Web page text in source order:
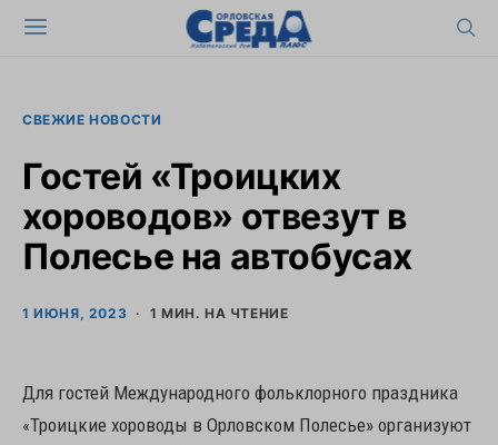
СВЕЖИЕ НОВОСТИ
Гостей «Троицких
хороводов» отвезут в
Полесье на автобусах
1 ИЮНЯ, 2023 1 МИН. НА ЧТЕНИЕ
Для гостей Международного фольклорного праздника
«Троицкие хороводы в Орловском Полесье» организуют